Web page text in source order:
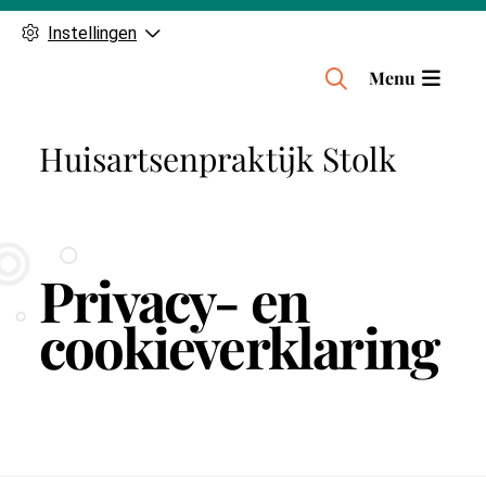
Instellingen
Huisartsenpraktijk Stolk
H
f
Menu
Privacy- en
cookieverklaring